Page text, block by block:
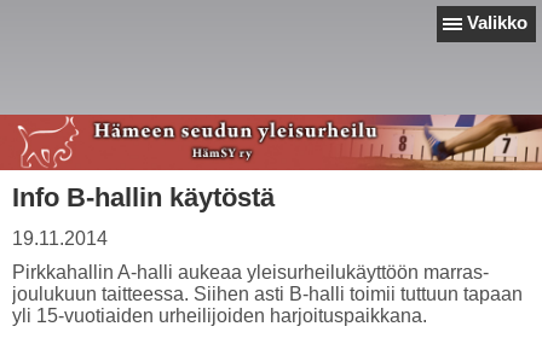
Valikko
Info B-hallin käytöstä
19.11.2014
Pirkkahallin A-halli aukeaa yleisurheilukäyttöön marras-
joulukuun taitteessa. Siihen asti B-halli toimii tuttuun tapaan
yli 15-vuotiaiden urheilijoiden harjoituspaikkana.